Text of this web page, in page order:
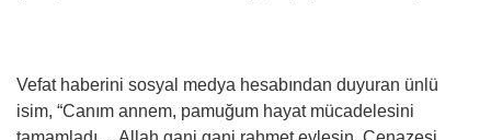
Vefat haberini sosyal medya hesabından duyuran ünlü
isim, “Canım annem, pamuğum hayat mücadelesini